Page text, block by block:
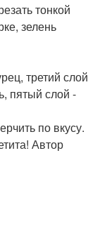
тонкой
зелень
третий слой
пятый слой -
по вкусу.
Автор